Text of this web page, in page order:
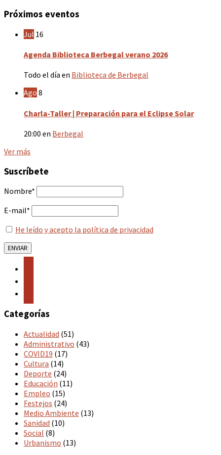
Próximos eventos
Jul 16
Agenda Biblioteca Berbegal verano 2026
Todo el día en Biblioteca de Berbegal
Ago 8
Charla-Taller | Preparación para el Eclipse Solar
20:00 en Berbegal
Ver más
Suscríbete
Nombre*
E-mail*
He leído y acepto la política de privacidad
Categorías
Actualidad (51)
Administrativo (43)
COVID19 (17)
Cultura (14)
Deporte (24)
Educación (11)
Empleo (15)
Festejos (24)
Medio Ambiente (13)
Sanidad (10)
Social (8)
Urbanismo (13)